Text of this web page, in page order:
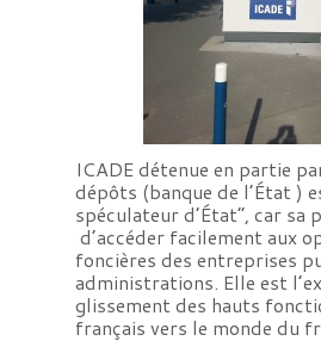
ICADE détenue en partie
dépôts (banque de l’État )
spéculateur d’État”, car
d’accéder facilement aux
foncières des entreprises
administrations. Elle est
glissement des hauts
français vers le monde du